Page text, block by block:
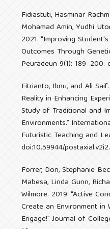
Fidiastuti, Hasminar
Mohamad Amin, Yudhi
2021. “Improving
Outcomes Through
Peuradeun 9(1): 189–200.
Fitrianto, Ibnu, and Ali
Reality in Enhancing
Study of Traditional and
Environments.”
Futuristic Teaching and
doi:10.59944/
Forrer, Don, Stephanie
Mabesa, Linda Gunn,
Wilmore. 2019. “Active
Create an Environment in
Engage!” Journal of